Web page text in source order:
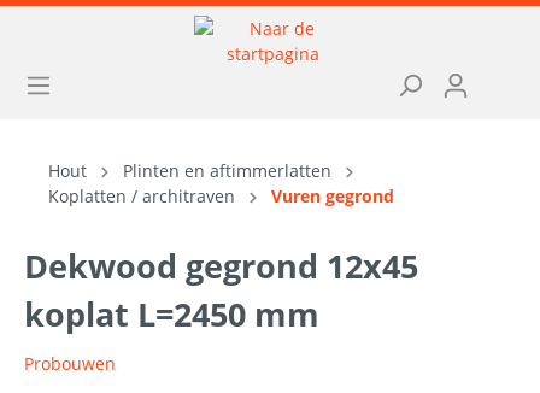
Hout
Plinten en aftimmerlatten
Koplatten / architraven
Vuren gegrond
Dekwood gegrond 12x45
koplat L=2450 mm
Probouwen